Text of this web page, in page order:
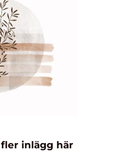
fler inlägg här